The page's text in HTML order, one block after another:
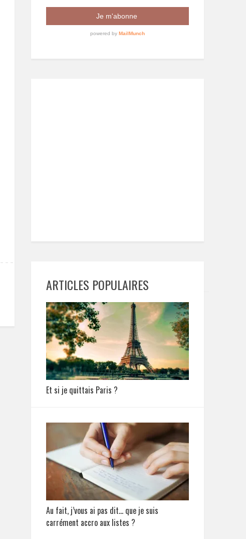
ARTICLES POPULAIRES
Et si je quittais Paris ?
Au fait, j’vous ai pas dit… que je suis
carrément accro aux listes ?